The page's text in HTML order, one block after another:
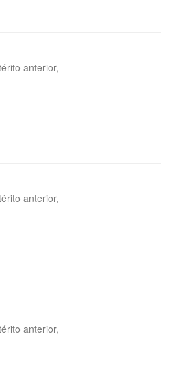
anterior,
anterior,
anterior,